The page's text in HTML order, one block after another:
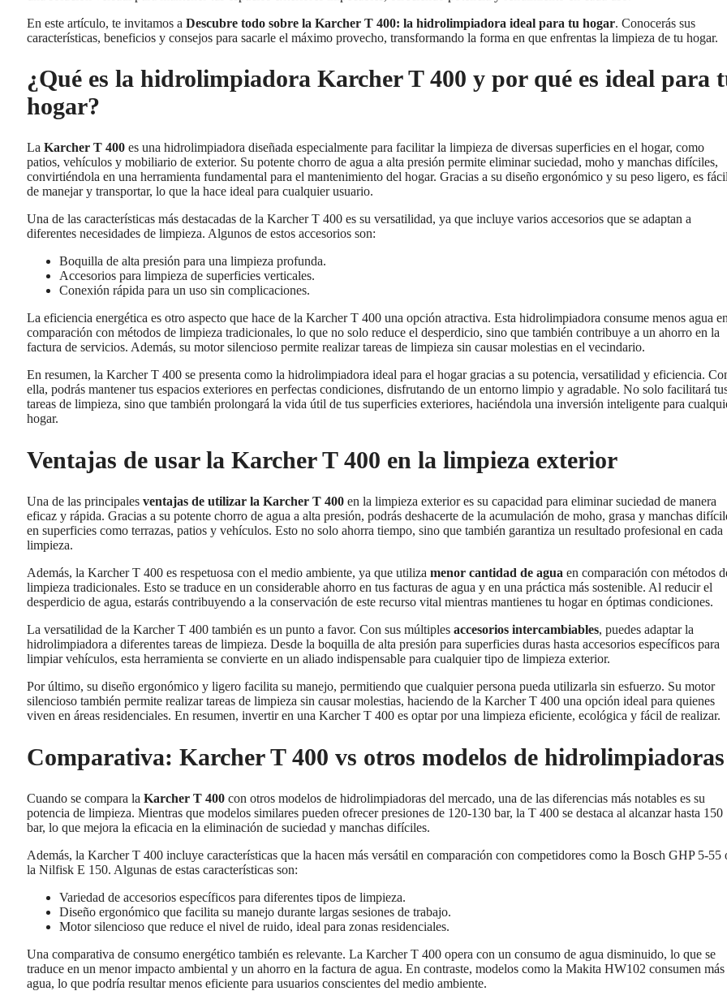
En este artículo, te invitamos a Descubre todo sobre la Karcher T 400: la hidrolimpiadora ideal para tu hogar. Conocerás sus
características, beneficios y consejos para sacarle el máximo provecho, transformando la forma en que enfrentas la limpieza de tu hogar.
¿Qué es la hidrolimpiadora Karcher T 400 y por qué es ideal para
hogar?
La Karcher T 400 es una hidrolimpiadora diseñada especialmente para facilitar la limpieza de diversas superficies en el hogar, como
patios, vehículos y mobiliario de exterior. Su potente chorro de agua a alta presión permite eliminar suciedad, moho y manchas difíciles,
convirtiéndola en una herramienta fundamental para el mantenimiento del hogar. Gracias a su diseño ergonómico y su peso ligero, es
de manejar y transportar, lo que la hace ideal para cualquier usuario.
Una de las características más destacadas de la Karcher T 400 es su versatilidad, ya que incluye varios accesorios que se adaptan a
diferentes necesidades de limpieza. Algunos de estos accesorios son:
Boquilla de alta presión para una limpieza profunda.
Accesorios para limpieza de superficies verticales.
Conexión rápida para un uso sin complicaciones.
La eficiencia energética es otro aspecto que hace de la Karcher T 400 una opción atractiva. Esta hidrolimpiadora consume menos agua
comparación con métodos de limpieza tradicionales, lo que no solo reduce el desperdicio, sino que también contribuye a un ahorro en la
factura de servicios. Además, su motor silencioso permite realizar tareas de limpieza sin causar molestias en el vecindario.
En resumen, la Karcher T 400 se presenta como la hidrolimpiadora ideal para el hogar gracias a su potencia, versatilidad y eficiencia.
ella, podrás mantener tus espacios exteriores en perfectas condiciones, disfrutando de un entorno limpio y agradable. No solo facilitará
tareas de limpieza, sino que también prolongará la vida útil de tus superficies exteriores, haciéndola una inversión inteligente para
hogar.
Ventajas de usar la Karcher T 400 en la limpieza exterior
Una de las principales ventajas de utilizar la Karcher T 400 en la limpieza exterior es su capacidad para eliminar suciedad de manera
eficaz y rápida. Gracias a su potente chorro de agua a alta presión, podrás deshacerte de la acumulación de moho, grasa y manchas
en superficies como terrazas, patios y vehículos. Esto no solo ahorra tiempo, sino que también garantiza un resultado profesional en cada
limpieza.
Además, la Karcher T 400 es respetuosa con el medio ambiente, ya que utiliza menor cantidad de agua en comparación con métodos
limpieza tradicionales. Esto se traduce en un considerable ahorro en tus facturas de agua y en una práctica más sostenible. Al reducir el
desperdicio de agua, estarás contribuyendo a la conservación de este recurso vital mientras mantienes tu hogar en óptimas condiciones.
La versatilidad de la Karcher T 400 también es un punto a favor. Con sus múltiples accesorios intercambiables, puedes adaptar la
hidrolimpiadora a diferentes tareas de limpieza. Desde la boquilla de alta presión para superficies duras hasta accesorios específicos para
limpiar vehículos, esta herramienta se convierte en un aliado indispensable para cualquier tipo de limpieza exterior.
Por último, su diseño ergonómico y ligero facilita su manejo, permitiendo que cualquier persona pueda utilizarla sin esfuerzo. Su motor
silencioso también permite realizar tareas de limpieza sin causar molestias, haciendo de la Karcher T 400 una opción ideal para quienes
viven en áreas residenciales. En resumen, invertir en una Karcher T 400 es optar por una limpieza eficiente, ecológica y fácil de realizar.
Comparativa: Karcher T 400 vs otros modelos de hidrolimpiadoras
Cuando se compara la Karcher T 400 con otros modelos de hidrolimpiadoras del mercado, una de las diferencias más notables es su
potencia de limpieza. Mientras que modelos similares pueden ofrecer presiones de 120-130 bar, la T 400 se destaca al alcanzar hasta 150
bar, lo que mejora la eficacia en la eliminación de suciedad y manchas difíciles.
Además, la Karcher T 400 incluye características que la hacen más versátil en comparación con competidores como la Bosch GHP 5-55
la Nilfisk E 150. Algunas de estas características son:
Variedad de accesorios específicos para diferentes tipos de limpieza.
Diseño ergonómico que facilita su manejo durante largas sesiones de trabajo.
Motor silencioso que reduce el nivel de ruido, ideal para zonas residenciales.
Una comparativa de consumo energético también es relevante. La Karcher T 400 opera con un consumo de agua disminuido, lo que se
traduce en un menor impacto ambiental y un ahorro en la factura de agua. En contraste, modelos como la Makita HW102 consumen más
agua, lo que podría resultar menos eficiente para usuarios conscientes del medio ambiente.